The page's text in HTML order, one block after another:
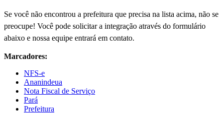
Se você não encontrou a prefeitura que precisa na lista acima, não se
preocupe! Você pode solicitar a integração através do formulário
abaixo e nossa equipe entrará em contato.
Marcadores:
NFS-e
Ananindeua
Nota Fiscal de Serviço
Pará
Prefeitura